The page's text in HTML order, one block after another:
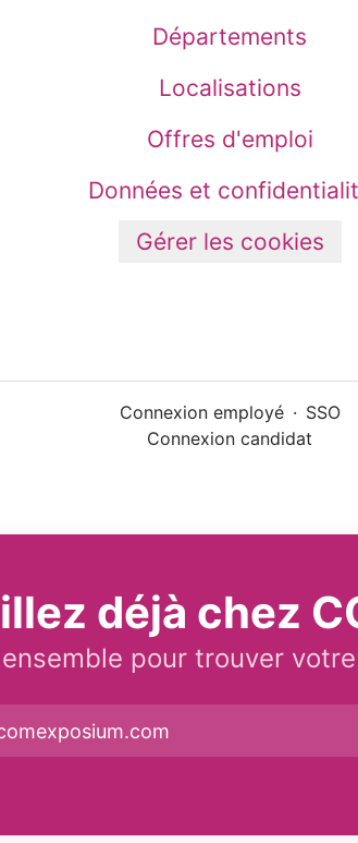
Départements
Localisations
Offres d'emploi
Données et
Gérer les cookies
Connexion employé · SSO
Connexion candidat
déjà chez
pour trouver